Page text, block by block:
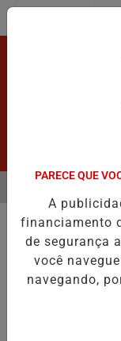
EM ALTA
POLICIAL
Vídeo :
MANDADO
ACUSADO DE
PARECE QUE
A
financiamento
de segurança
você
navegando,